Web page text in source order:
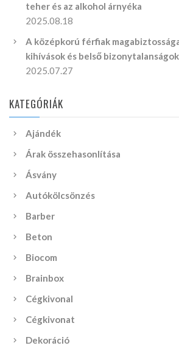
teher és az alkohol árnyéka
2025.08.18
A középkorú férfiak
kihívások és belső bizonytalanságok
2025.07.27
KATEGÓRIÁK
Ajándék
Árak összehasonlítása
Ásvány
Autókölcsönzés
Barber
Beton
Biocom
Brainbox
Cégkivonal
Cégkivonat
Dekoráció